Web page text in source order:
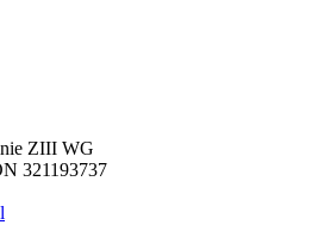
ZIII WG
321193737